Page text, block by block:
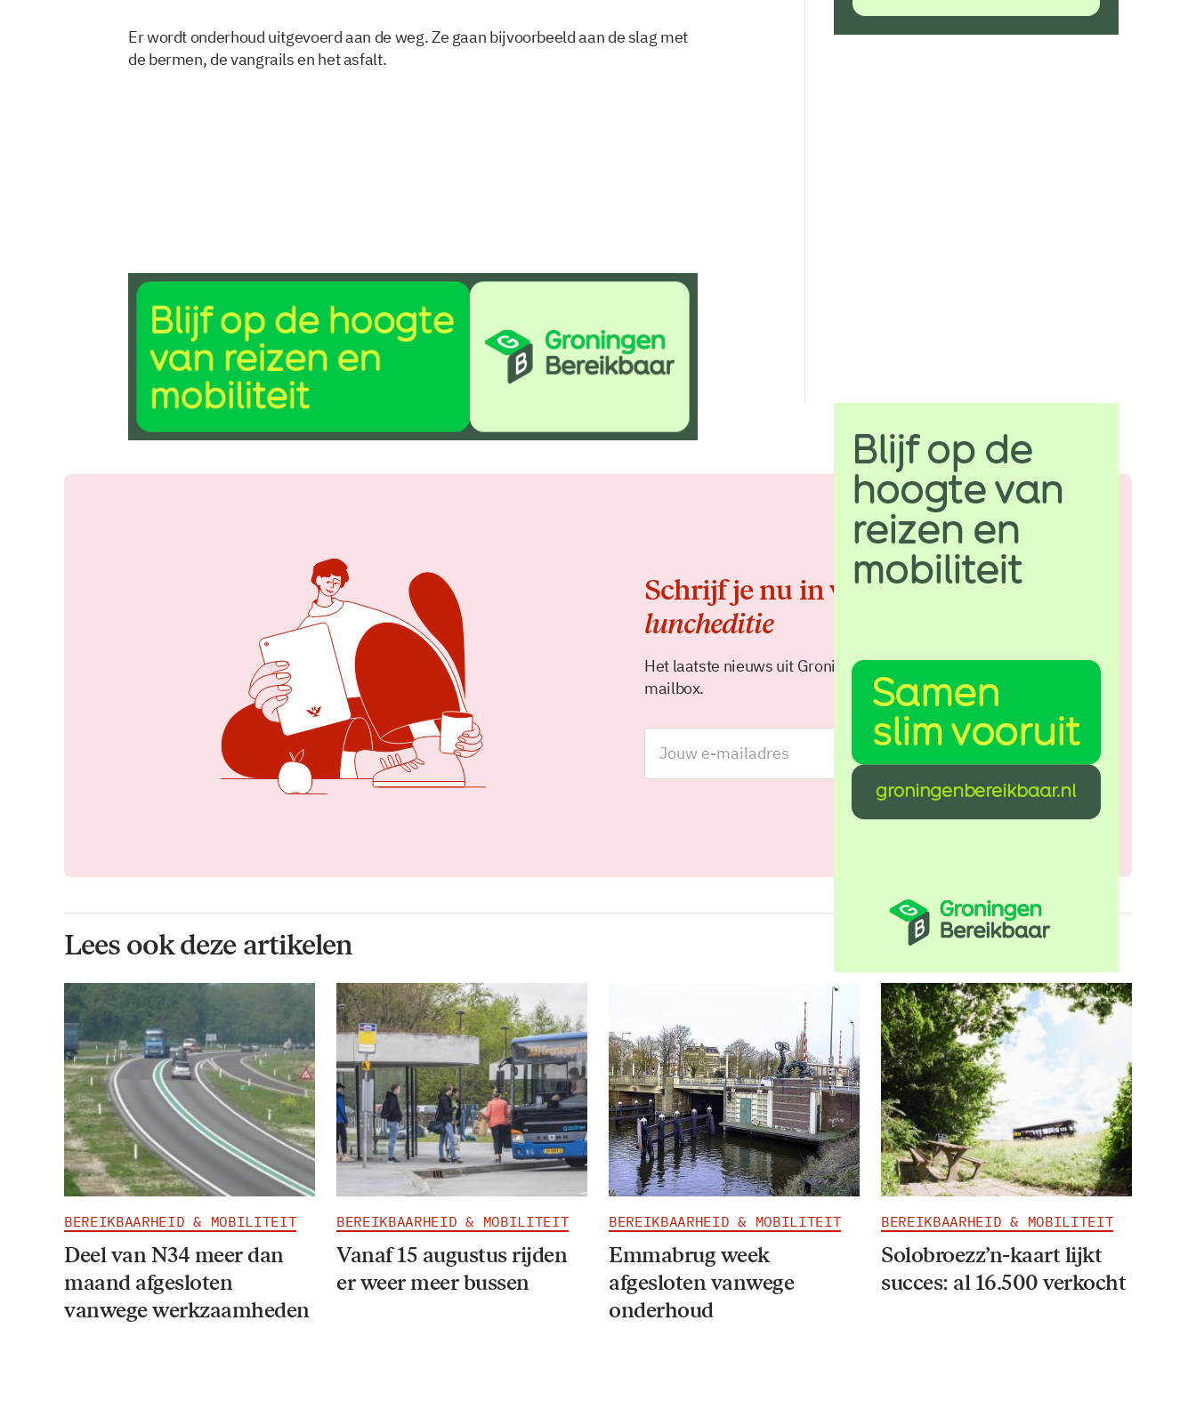
Er wordt onderhoud uitgevoerd aan de weg. Ze gaan bijvoorbeeld aan de slag met
de bermen, de vangrails en het asfalt.
3 jun 2026, 08:31 Delen
Schrijf je nu in voor de
luncheditie
Het laatste nieuws uit Groningen elke middag in je
mailbox.
Meld je aan
Lees ook deze artikelen
BEREIKBAARHEID & MOBILITEIT
Deel van N34 meer dan
maand afgesloten
vanwege werkzaamheden
BEREIKBAARHEID & MOBILITEIT
Vanaf 15 augustus rijden
er weer meer bussen
BEREIKBAARHEID & MOBILITEIT
Emmabrug week
afgesloten vanwege
onderhoud
BEREIKBAARHEID & MOBILITEIT
Solobroezz’n-kaart lijkt
succes: al 16.500 verkocht